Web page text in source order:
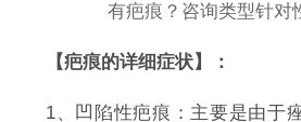
有疤痕？咨询类型针对
【疤痕的详细症状】：
1、凹陷性疤痕：主要是由于